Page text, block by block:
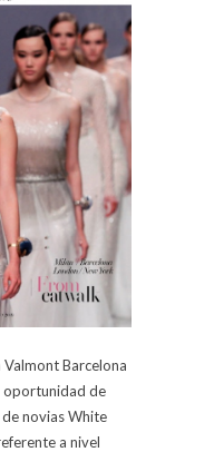
Barcelona
oportunidad de
novias White
a nivel